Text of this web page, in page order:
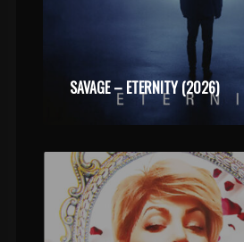
SAVAGE – ETERNITY (2026)